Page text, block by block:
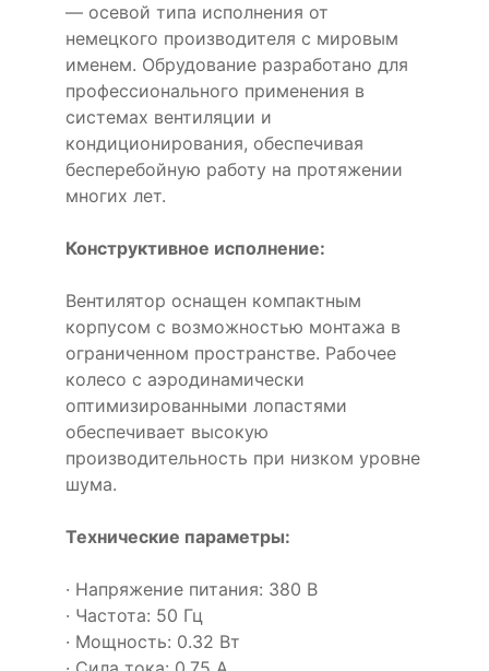
— осевой типа исполнения от
немецкого производителя с мировым
именем. Обрудование разработано для
профессионального применения в
системах вентиляции и
кондиционирования, обеспечивая
бесперебойную работу на протяжении
многих лет.
Конструктивное исполнение:
Вентилятор оснащен компактным
корпусом с возможностью монтажа в
ограниченном пространстве. Рабочее
колесо с аэродинамически
оптимизированными лопастями
обеспечивает высокую
производительность при низком уровне
шума.
Технические параметры:
· Напряжение питания: 380 В
· Частота: 50 Гц
· Мощность: 0.32 Вт